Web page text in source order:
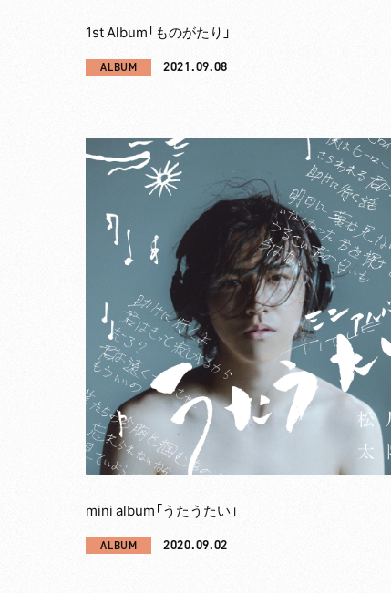
1st Album「ものがたり」
ALBUM 2021.09.08
mini album「うたうたい」
ALBUM 2020.09.02